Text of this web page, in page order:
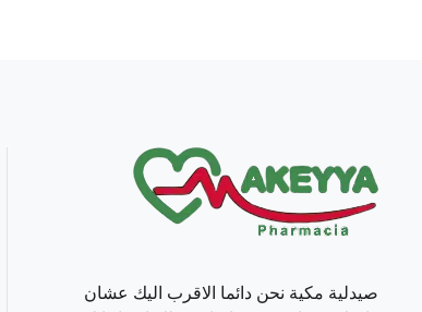
صيدلية مكية نحن دائما الاقرب اليك عشان